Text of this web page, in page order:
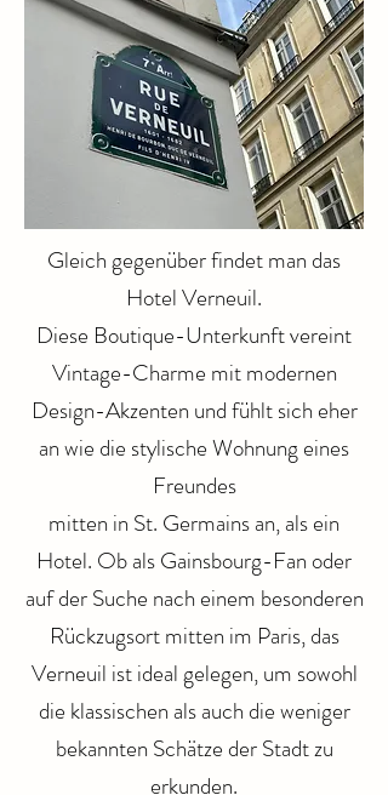
Gleich gegenüber findet man das
Hotel Verneuil.
Diese Boutique-Unterkunft vereint
Vintage-Charme mit modernen
Design-Akzenten und fühlt sich eher
an wie die stylische Wohnung eines
Freundes
mitten in St. Germains an, als ein
Hotel. Ob als Gainsbourg-Fan oder
auf der Suche nach einem besonderen
Rückzugsort mitten im Paris, das
Verneuil ist ideal gelegen, um sowohl
die klassischen als auch die weniger
bekannten Schätze der Stadt zu
erkunden.